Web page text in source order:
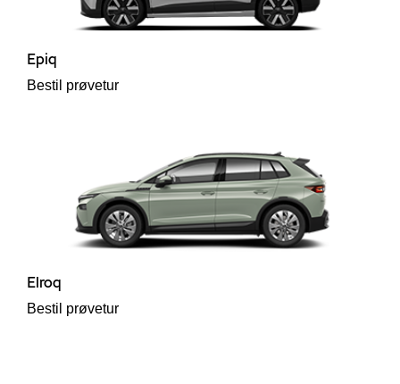
Epiq
Bestil prøvetur
Elroq
Bestil prøvetur